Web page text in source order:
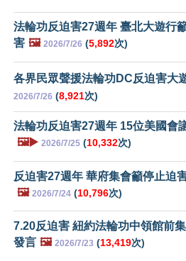
法輪功反迫害27週年 臺北大遊行
害 🖼️ 2026/7/26 (5,892次)
各界民眾聲援法輪功DC反迫害大
2026/7/26 (8,921次)
法輪功反迫害27週年 15位美國會
🖼️▶️ 2026/7/25 (10,332次)
反迫害27週年 華府集會籲停止迫
🖼️ 2026/7/24 (10,796次)
7.20反迫害 紐約法輪功中領館前
發言 🖼️ 2026/7/23 (13,419次)